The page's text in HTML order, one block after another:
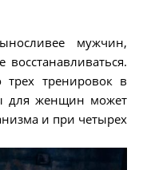
мужчин,
тренировок в
для женщин может
и при четырех